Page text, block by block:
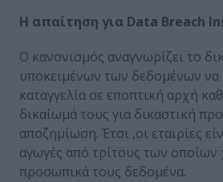
Η απαίτηση για Data Breach
Ο κανονισμός αναγνωρίζει το
υποκειμένων των δεδομένων
καταγγελία σε εποπτική αρχή
δικαίωμά τους για δικαστική
αποζημίωση. Έτσι ,οι εταιρίες
αγωγές από τρίτους των οποίων
προσωπικά τους δεδομένα.